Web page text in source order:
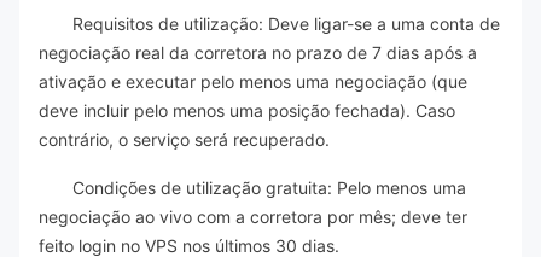
Requisitos de utilização: Deve ligar-se a uma conta de
negociação real da corretora no prazo de 7 dias após a
ativação e executar pelo menos uma negociação (que
deve incluir pelo menos uma posição fechada). Caso
contrário, o serviço será recuperado.
Condições de utilização gratuita: Pelo menos uma
negociação ao vivo com a corretora por mês; deve ter
feito login no VPS nos últimos 30 dias.